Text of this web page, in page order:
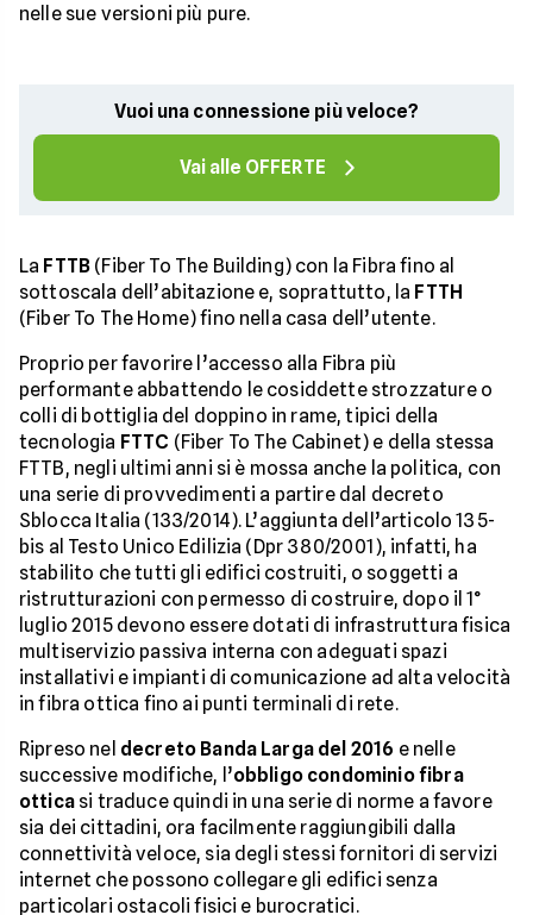
nelle sue versioni più pure.
Vuoi una connessione più veloce?
Vai alle OFFERTE
La FTTB (Fiber To The Building) con la Fibra fino al
sottoscala dell’abitazione e, soprattutto, la FTTH
(Fiber To The Home) fino nella casa dell’utente.
Proprio per favorire l’accesso alla Fibra più
performante abbattendo le cosiddette strozzature o
colli di bottiglia del doppino in rame, tipici della
tecnologia FTTC (Fiber To The Cabinet) e della stessa
FTTB, negli ultimi anni si è mossa anche la politica, con
una serie di provvedimenti a partire dal decreto
Sblocca Italia (133/2014). L’aggiunta dell’articolo 135-
bis al Testo Unico Edilizia (Dpr 380/2001), infatti, ha
stabilito che tutti gli edifici costruiti, o soggetti a
ristrutturazioni con permesso di costruire, dopo il 1°
luglio 2015 devono essere dotati di infrastruttura fisica
multiservizio passiva interna con adeguati spazi
installativi e impianti di comunicazione ad alta velocità
in fibra ottica fino ai punti terminali di rete.
Ripreso nel decreto Banda Larga del 2016 e nelle
successive modifiche, l’obbligo condominio fibra
otticasi traduce quindi in una serie di norme a favore
sia dei cittadini, ora facilmente raggiungibili dalla
connettività veloce, sia degli stessi fornitori di servizi
internet che possono collegare gli edifici senza
particolari ostacoli fisici e burocratici.